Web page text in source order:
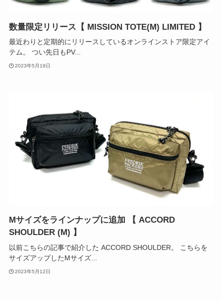
数量限定リリース【 MISSION TOTE(M) LIMITED 】
最近わりと定期的にリリースしているオンラインストア限定アイ
テム。 つい先日もPV...
2023年5月19日
Mサイズをラインナップに追加 【 ACCORD
SHOULDER (M) 】
以前こちらの記事で紹介した ACCORD SHOULDER。 こちらを
サイズアップしたMサイズ...
2023年5月12日